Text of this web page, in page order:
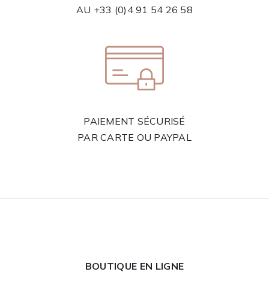
AU +33 (0)4 91 54 26 58
PAIEMENT SÉCURISÉ
PAR CARTE OU PAYPAL
BOUTIQUE EN LIGNE